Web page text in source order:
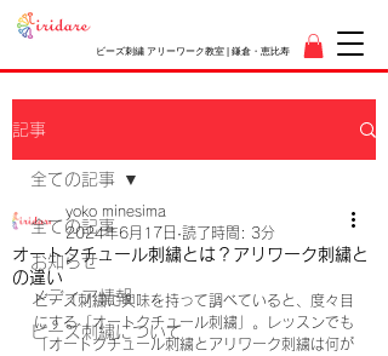
ビーズ刺繍 アリーワーク教室 | 鎌倉・恵比寿
記事
全ての記事
お知らせ
メディア情報
ビーズ刺繍について
全ての記事
オートクチュール刺繍とは？アリワーク刺繍と
の違い
yoko minesima
2024年6月17日 読了時間: 3分
ビーズ刺繍に興味を持って調べていると、度々目
にする「オートクチュール刺繍」。レッスンでも
「オートクチュール刺繍とアリワーク刺繍は何が